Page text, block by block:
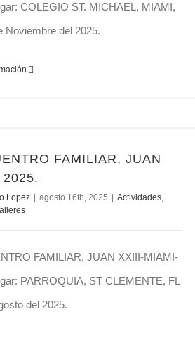
COLEGIO ST. MICHAEL, MIAMI,
Noviembre del 2025.
FAMILIAR, JUAN
Lopez agosto 16th, 2025 Actividades,
FAMILIAR, JUAN XXIII-MIAMI-
PARROQUIA, ST CLEMENTE, FL
del 2025.